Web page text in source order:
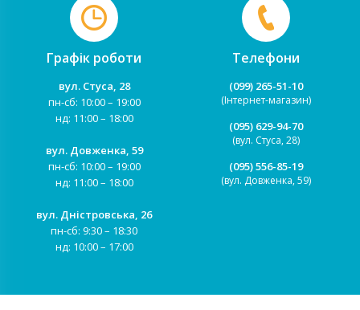
Графік роботи
вул. Стуса, 28
пн-сб: 10:00 – 19:00
нд: 11:00 – 18:00
вул. Довженка, 59
пн-сб: 10:00 – 19:00
нд: 11:00 – 18:00
вул. Дністровська, 26
пн-сб: 9:30 – 18:30
нд: 10:00 – 17:00
Телефони
(099) 265-51-10
(Інтернет-магазин)
(095) 629-94-70
(вул. Стуса, 28)
(095) 556-85-19
(вул. Довженка, 59)